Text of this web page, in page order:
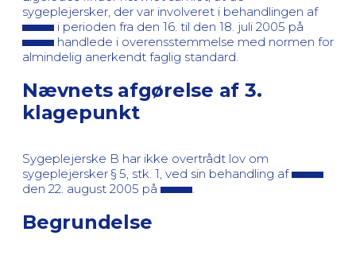
sygeplejersker, der var involveret i behandlingen af
i perioden fra den 16. til den 18. juli 2005 på
handlede i overensstemmelse med normen for
almindelig anerkendt faglig standard.
Nævnets afgørelse af 3.
klagepunkt
Sygeplejerske B har ikke overtrådt lov om
sygeplejersker § 5, stk. 1, ved sin behandling af
den 22. august 2005 på
Begrundelse